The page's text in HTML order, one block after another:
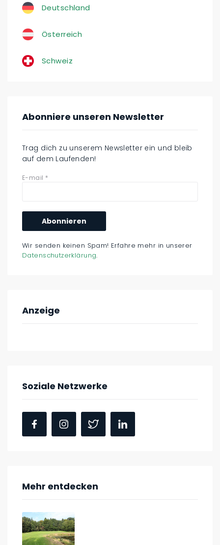
Deutschland
Österreich
Schweiz
Abonniere unseren Newsletter
Trag dich zu unserem Newsletter ein und bleib
auf dem Laufenden!
E-mail *
Wir senden keinen Spam! Erfahre mehr in unserer
Datenschutzerklärung.
Anzeige
Soziale Netzwerke
Mehr entdecken